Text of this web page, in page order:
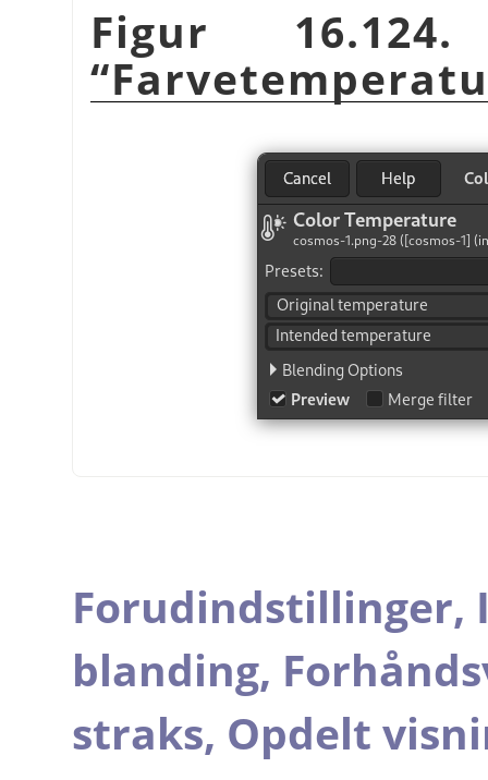
Figur
“
Forudindstillinger,
blanding,
straks, Opdelt